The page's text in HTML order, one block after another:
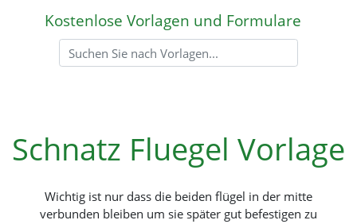
Kostenlose Vorlagen und Formulare
Schnatz Fluegel Vorlage
Wichtig ist nur dass die beiden flügel in der mitte
verbunden bleiben um sie später gut befestigen zu